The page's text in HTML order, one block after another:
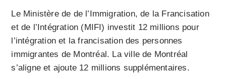
Le Ministère de de l’Immigration, de la Francisation
et de l’Intégration (MIFI) investit 12 millions pour
l’intégration et la francisation des personnes
immigrantes de Montréal. La ville de Montréal
s’aligne et ajoute 12 millions supplémentaires.